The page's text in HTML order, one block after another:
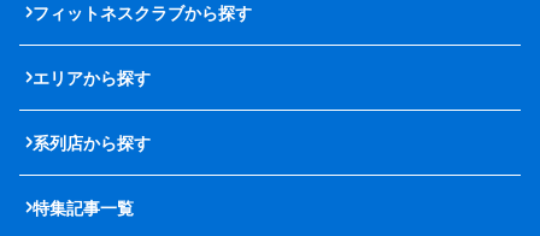
フィットネスクラブから探す
エリアから探す
系列店から探す
特集記事一覧